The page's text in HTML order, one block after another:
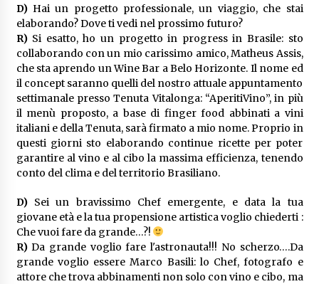
D)Hai un progetto professionale, un viaggio, che stai
elaborando? Dove ti vedi nel prossimo futuro?
R)Si esatto, ho un progetto in progress in Brasile: sto
collaborando con un mio carissimo amico, Matheus Assis,
che sta aprendo un Wine Bar a Belo Horizonte. Il nome ed
il concept saranno quelli del nostro attuale appuntamento
settimanale presso Tenuta Vitalonga: “AperitiVino”, in più
il menù proposto, a base di finger food abbinati a vini
italiani e della Tenuta, sarà firmato a mio nome. Proprio in
questi giorni sto elaborando continue ricette per poter
garantire al vino e al cibo la massima efficienza, tenendo
conto del clima e del territorio Brasiliano.
D)Sei un bravissimo Chef emergente, e data la tua
giovane età e la tua propensione artistica voglio chiederti :
Che vuoi fare da grande…?!
R)Da grande voglio fare l'astronauta!!! No scherzo….Da
grande voglio essere Marco Basili: lo Chef, fotografo e
attore che trova abbinamenti non solo con vino e cibo, ma